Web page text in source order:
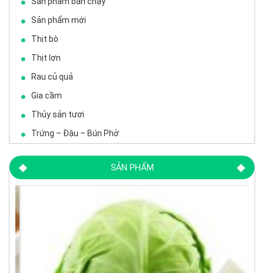
Sản phẩm mới
Thịt bò
Thịt lợn
Rau củ quả
Gia cầm
Thủy sản tươi
Trứng – Đậu – Bún Phở
SẢN PHẨM